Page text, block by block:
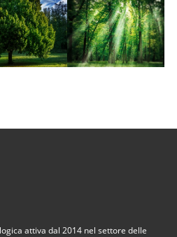
attiva dal 2014 nel settore delle